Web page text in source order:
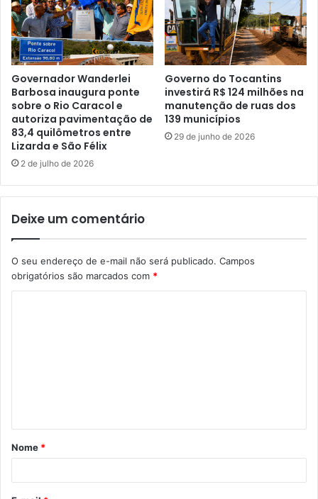
Governador Wanderlei
Barbosa inaugura ponte
sobre o Rio Caracol e
autoriza pavimentação de
83,4 quilômetros entre
Lizarda e São Félix
2 de julho de 2026
Governo do Tocantins
investirá R$ 124 milhões na
manutenção de ruas dos
139 municípios
29 de junho de 2026
Deixe um comentário
O seu endereço de e-mail não será publicado. Campos
obrigatórios são marcados com *
á
r
Nome *